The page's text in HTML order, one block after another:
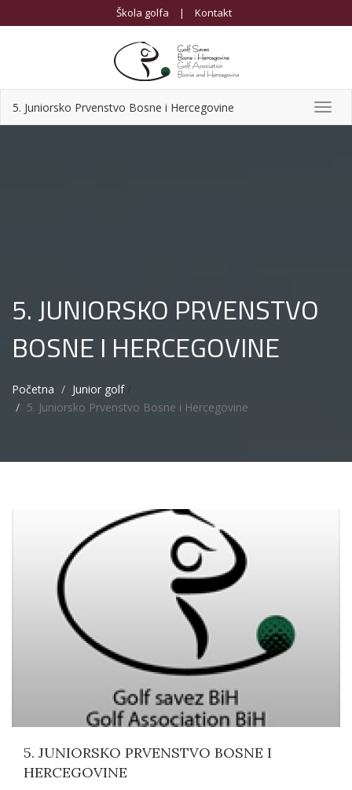
Škola golfa | Kontakt
5. Juniorsko Prvenstvo Bosne i Hercegovine
5. JUNIORSKO PRVENSTVO
BOSNE I HERCEGOVINE
Početna Junior golf/
5. Juniorsko Prvenstvo Bosne i Hercegovine
5. JUNIORSKO PRVENSTVO BOSNE I
HERCEGOVINE